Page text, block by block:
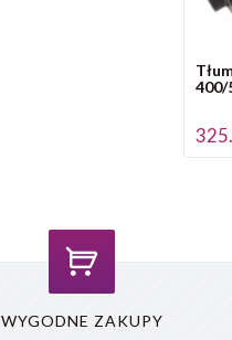
400/
WYGODNE ZAKUPY